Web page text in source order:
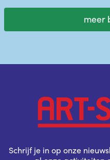
meer
Schrijf je in op onze